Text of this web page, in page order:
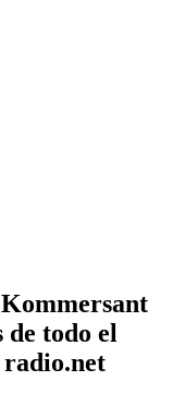
de todo el
radio.net